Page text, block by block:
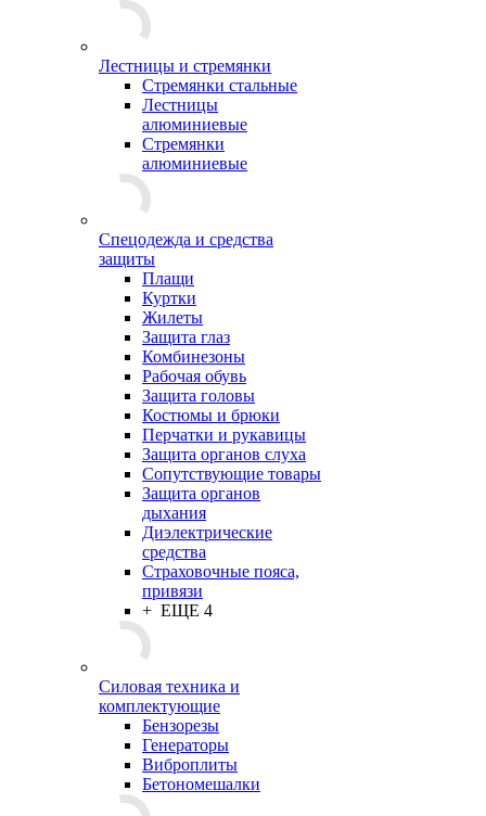
Лестницы и стремянки
Стремянки стальные
Лестницы
алюминиевые
Стремянки
алюминиевые
Спецодежда и средства
защиты
Плащи
Куртки
Жилеты
Защита глаз
Комбинезоны
Рабочая обувь
Защита головы
Костюмы и брюки
Перчатки и рукавицы
Защита органов слуха
Сопутствующие товары
Защита органов
дыхания
Диэлектрические
средства
Страховочные пояса,
привязи
+ ЕЩЕ 4
Силовая техника и
комплектующие
Бензорезы
Генераторы
Виброплиты
Бетономешалки